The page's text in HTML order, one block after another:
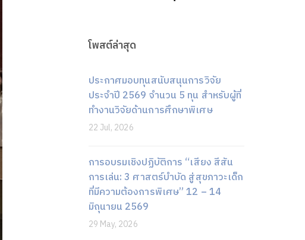
โพสต์ล่าสุด
ประกาศมอบทุนสนับสนุนการวิจัย
ประจำปี 2569 จำนวน 5 ทุน สำหรับผู้ที่
ทำงานวิจัยด้านการศึกษาพิเศษ
22 Jul, 2026
การอบรมเชิงปฏิบัติการ “เสียง สีสัน
การเล่น: 3 ศาสตร์บำบัด สู่สุขภาวะเด็ก
ที่มีความต้องการพิเศษ” 12 – 14
มิถุนายน 2569
29 May, 2026